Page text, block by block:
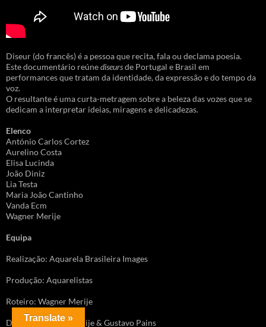
Diseur (do francês) é a pessoa que recita, fala ou declama poesia.
Este documentário reúnediseursde Portugal e Brasil em
performances que tratam da identidade, da expressão e do tempo da
voz.
O resultante é uma curta-metragem sobre a beleza das vozes que se
dedicam a interpretar ideias, miragens e delicadezas.
Elenco
António Carlos Cortez
Aurelino Costa
Elisa Lucinda
João Diniz
Lia Testa
Maria João Cantinho
Vanda Ecm
Wagner Merije
Equipa
Realização: Aquarela Brasileira Images
Produção: Aquarelistas
Roteiro: Wagner Merije
Direção: Wagner Merije & Gustavo Pains
Translate »